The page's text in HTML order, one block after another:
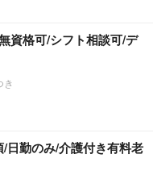
資格可/シフト相談可/デ
/日勤のみ/介護付き有料老